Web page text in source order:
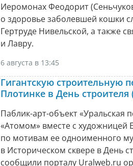
Иеромонах Феодорит
о здоровье заболевшей кошки
Гертруде Нивельской, а также
и Лавру.
6 августа в 13:45
Гигантскую строительную
Плотинке в День
Паблик-арт-объект «Уральская
«Атомом» вместе с
по мотивам ее одноименного
в Историческом сквере в День
сообщили порталу Uralweb.ru